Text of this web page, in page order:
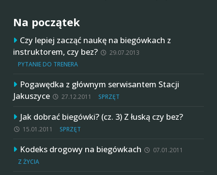
Na początek
Czy lepiej zacząć naukę na biegówkach z
instruktorem, czy bez?
29.07.2013
PYTANIE DO TRENERA
Pogawędka z głównym serwisantem Stacji
Jakuszyce
27.12.2011 SPRZĘT
Jak dobrać biegówki? (cz. 3) Z łuską czy bez?
15.01.2011 SPRZĘT
Kodeks drogowy na biegówkach
07.01.2011
Z ŻYCIA